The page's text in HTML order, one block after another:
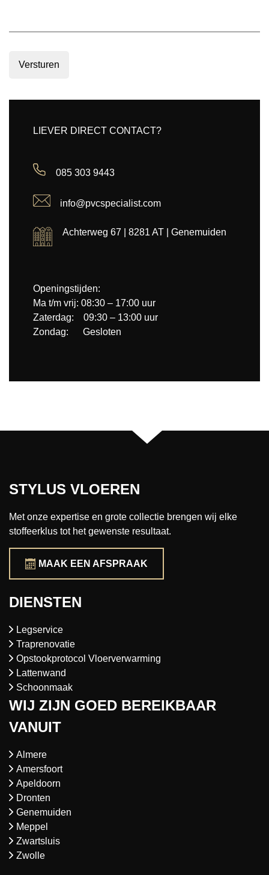
Versturen
LIEVER DIRECT CONTACT?
085 303 9443
info@pvcspecialist.com
Achterweg 67 | 8281 AT | Genemuiden
Openingstijden:
Ma t/m vrij: 08:30 – 17:00 uur
Zaterdag: 09:30 – 13:00 uur
Zondag: Gesloten
STYLUS VLOEREN
Met onze expertise en grote collectie brengen wij elke
stoffeerklus tot het gewenste resultaat.
MAAK EEN AFSPRAAK
DIENSTEN
Legservice
Traprenovatie
Opstookprotocol Vloerverwarming
Lattenwand
Schoonmaak
WIJ ZIJN GOED BEREIKBAAR
VANUIT
Almere
Amersfoort
Apeldoorn
Dronten
Genemuiden
Meppel
Zwartsluis
Zwolle